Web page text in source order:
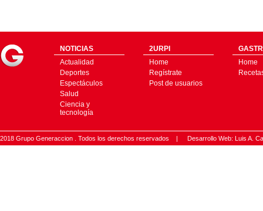
NOTICIAS
Actualidad
Deportes
Espectáculos
Salud
Ciencia y
tecnología
2URPI
Home
Regístrate
Post de usuarios
Home
2018 Grupo Generaccion . Todos los derechos reservados | Desarrollo Web: Luis